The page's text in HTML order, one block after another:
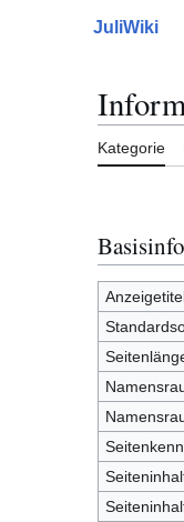
Hauptmenü
JuliWiki
Kategorie